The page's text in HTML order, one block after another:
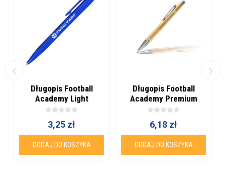
Długopis Football
Academy Light
3,25 zł
DODAJ DO KOSZYKA
Długopis Football
Academy Premium
złoty
6,18 zł
DODAJ DO KOSZYKA